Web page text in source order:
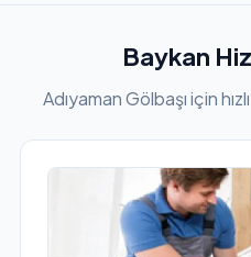
Baykan
Adıyaman Gölbaşı için